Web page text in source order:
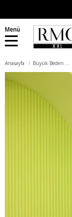
Menü
Anasayfa Büyük Beden Üst Giyim